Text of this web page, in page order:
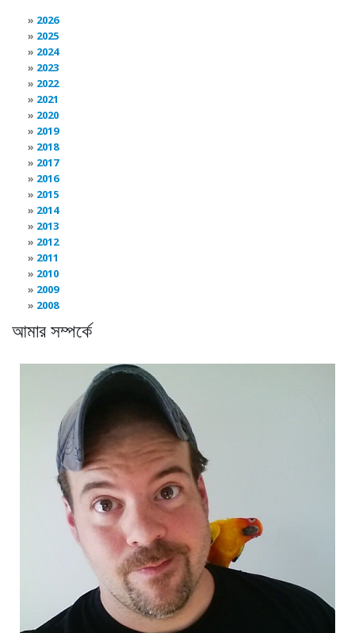
2026
2025
2024
2023
2022
2021
2020
2019
2018
2017
2016
2015
2014
2013
2012
2011
2010
2009
2008
আমার সম্পর্কে